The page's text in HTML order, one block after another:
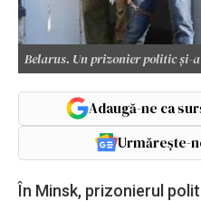
Belarus. Un prizonier politic
Adaugă-ne ca
Urmărește-
În Minsk, prizonierul